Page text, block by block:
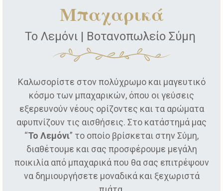
Μπαχαρικά
Το Λεμόνι | Βοτανοπωλείο Σύμη
Καλωσορίστε στον πολύχρωμο και μαγευτικό
κόσμο των μπαχαρικών, όπου οι γεύσεις
εξερευνούν νέους ορίζοντες και τα αρώματα
αφυπνίζουν τις αισθήσεις. Στο κατάστημά μας
“Το Λεμόνι” το οποίο βρίσκεται στην Σύμη,
διαθέτουμε και σας προσφέρουμε μεγάλη
ποικιλία από μπαχαρικά που θα σας επιτρέψουν
να δημιουργήσετε μοναδικά και ξεχωριστά